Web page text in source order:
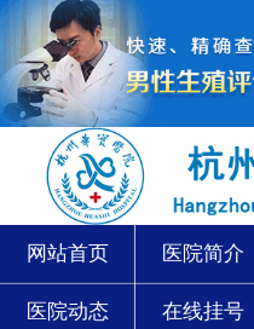
网站首页 医院简介
医院动态 在线挂号